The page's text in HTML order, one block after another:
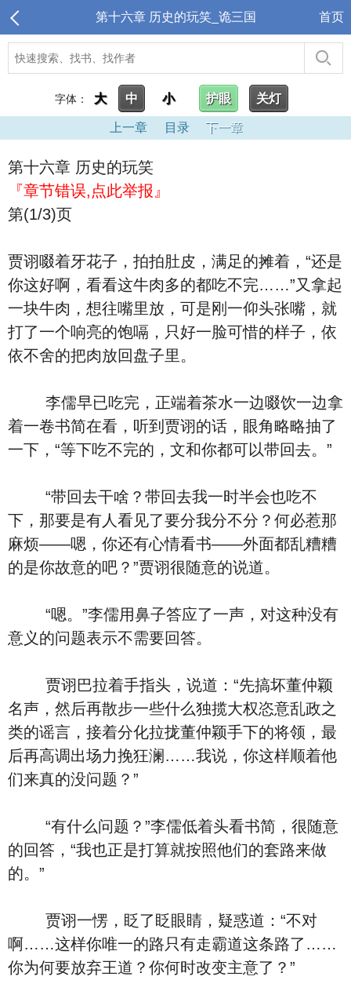
第十六章 历史的玩笑_诡三国 首页
字体： 大 中 小 护眼 关灯
上一章 目录 下一章
第十六章 历史的玩笑
『章节错误,点此举报』
第(1/3)页
贾诩啜着牙花子，拍拍肚皮，满足的摊着，“还是
你这好啊，看看这牛肉多的都吃不完……”又拿起
一块牛肉，想往嘴里放，可是刚一仰头张嘴，就
打了一个响亮的饱嗝，只好一脸可惜的样子，依
依不舍的把肉放回盘子里。
李儒早已吃完，正端着茶水一边啜饮一边拿
着一卷书简在看，听到贾诩的话，眼角略略抽了
一下，“等下吃不完的，文和你都可以带回去。”
“带回去干啥？带回去我一时半会也吃不
下，那要是有人看见了要分我分不分？何必惹那
麻烦——嗯，你还有心情看书——外面都乱糟糟
的是你故意的吧？”贾诩很随意的说道。
“嗯。”李儒用鼻子答应了一声，对这种没有
意义的问题表示不需要回答。
贾诩巴拉着手指头，说道：“先搞坏董仲颖
名声，然后再散步一些什么独揽大权恣意乱政之
类的谣言，接着分化拉拢董仲颖手下的将领，最
后再高调出场力挽狂澜……我说，你这样顺着他
们来真的没问题？”
“有什么问题？”李儒低着头看书简，很随意
的回答，“我也正是打算就按照他们的套路来做
的。”
贾诩一愣，眨了眨眼睛，疑惑道：“不对
啊……这样你唯一的路只有走霸道这条路了……
你为何要放弃王道？你何时改变主意了？”